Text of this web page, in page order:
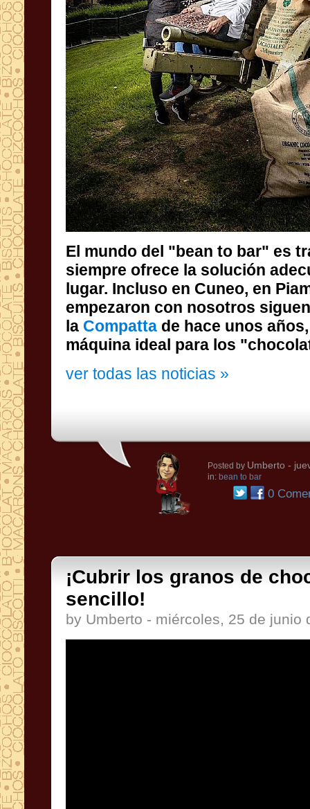
El mundo del "bean to bar" es
siempre ofrece la solución
lugar. Incluso en Cuneo, en
empezaron con nosotros
la Compatta de hace unos
máquina ideal para los
ver todas las noticias »
Posted by Umberto -
in: bean to bar
0
¡Cubrir los granos de
sencillo!
by Umberto - miércoles, 25 de junio